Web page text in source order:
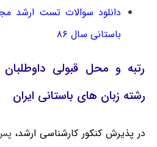
دانلود سوالات تست ارشد
باستانی سال ۸۶
رتبه و محل قبولی داوطلبان
رشته زبان های باستانی ایران
در پذیرش کنکور کارشناسی ارشد،